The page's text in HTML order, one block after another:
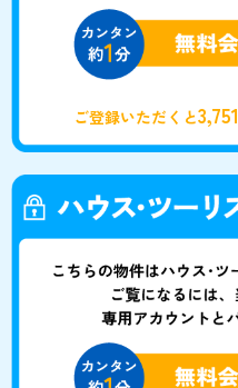
ご登録いただくと3,751